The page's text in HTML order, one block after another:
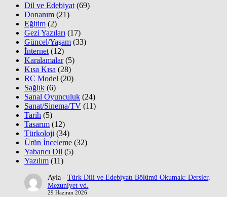
Dil ve Edebiyat (69)
Donanım (21)
Eğitim (2)
Gezi Yazıları (17)
Güncel/Yaşam (33)
İnternet (12)
Karalamalar(5)
Kısa Kısa (28)
RC Model (20)
Sağlık (6)
Sanal Oyunculuk (24)
Sanat/Sinema/TV (11)
Tarih (5)
Tasarım (12)
Türkoloji (34)
Ürün İnceleme (32)
Yabancı Dil (5)
Yazılım (11)
Ayla- Türk Dili ve Edebiyatı Bölümü Okumak: Dersler,
Mezuniyet vd.
29 Haziran 2026